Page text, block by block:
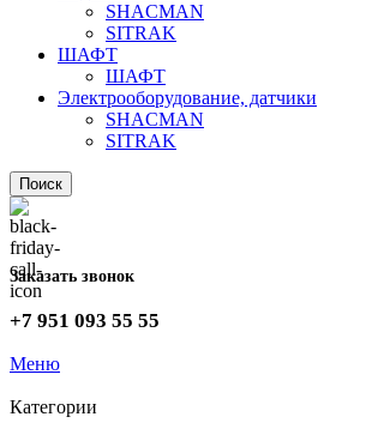
SHACMAN
SITRAK
ШАФТ
ШАФТ
Электрооборудование, датчики
SHACMAN
SITRAK
Поиск
Заказать звонок
+7 951 093 55 55
Меню
Категории